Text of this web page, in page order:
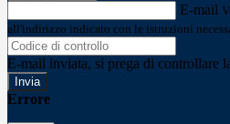
E-mail
all'indirizzo indicato con le istruzioni
E-mail inviata, si prega di controllare
Errore